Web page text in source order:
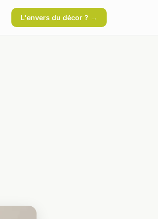
L'envers du décor ? →